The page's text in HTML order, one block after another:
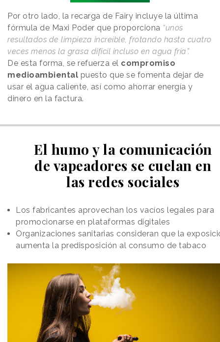
Por otro lado, la recarga de Fairy incluye la última
fórmula de Maxi Poder que proporciona “unos
resultados de limpieza increíble, frotando hasta cuatro
veces menos la grasa difícil incluso en agua fría”.
De esta forma, se refuerza el compromiso
medioambiental puesto que se fomenta dejar de
usar el agua caliente, así como ahorrar energía y
dinero en la factura.
El humo y la comunicación
de vapeadores se cuelan en
las redes sociales
Los fabricantes aprovechan los vacíos legales para
promocionarse en plataformas digitales
Organizaciones sanitarias consideran que la
aumenta la predisposición al consumo de tabaco